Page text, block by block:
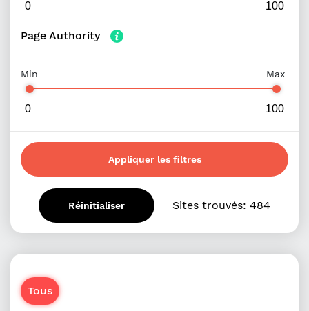
Page Authority
Min Max
Appliquer les filtres
Réinitialiser Sites trouvés: 484
Tous